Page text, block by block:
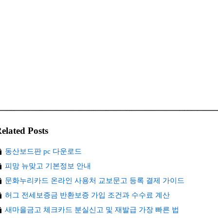
Posts
동산보드판 pc 다운로드
피망 뉴맞고 기본정보 안내
문화누리카드 온라인 사용처 교보문고 등록 결제 가이드
허그 전세보증금 반환보증 가입 조건과 수수료 계산
새마을금고 체크카드 분실신고 및 재발급 가장 빠른 법